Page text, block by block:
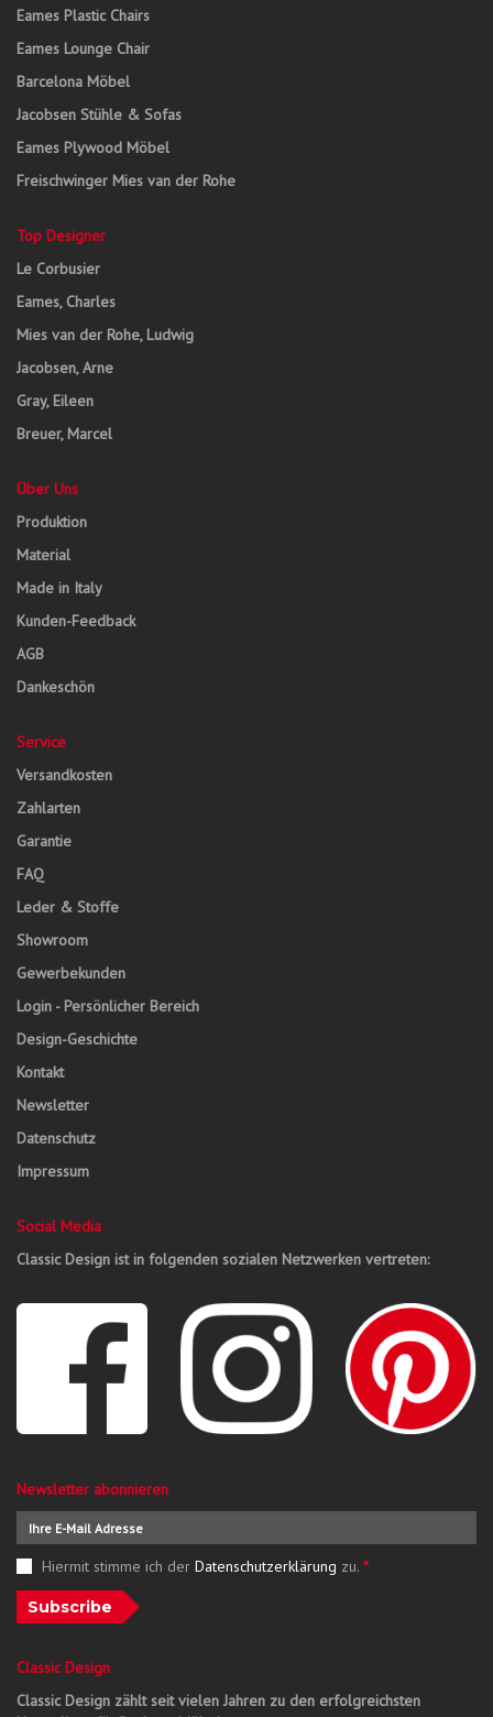
Eames Plastic Chairs
Eames Lounge Chair
Barcelona Möbel
Jacobsen Stühle & Sofas
Eames Plywood Möbel
Freischwinger Mies van der Rohe
Top Designer
Le Corbusier
Eames, Charles
Mies van der Rohe, Ludwig
Jacobsen, Arne
Gray, Eileen
Breuer, Marcel
Über Uns
Produktion
Material
Made in Italy
Kunden-Feedback
AGB
Dankeschön
Service
Versandkosten
Zahlarten
Garantie
FAQ
Leder & Stoffe
Showroom
Gewerbekunden
Login - Persönlicher Bereich
Design-Geschichte
Kontakt
Newsletter
Datenschutz
Impressum
Social Media
Classic Design ist in folgenden sozialen Netzwerken vertreten:
Newsletter abonnieren
Hiermit stimme ich der Datenschutzerklärung zu. *
Subscribe
Classic Design
Classic Design zählt seit vielen Jahren zu den erfolgreichsten